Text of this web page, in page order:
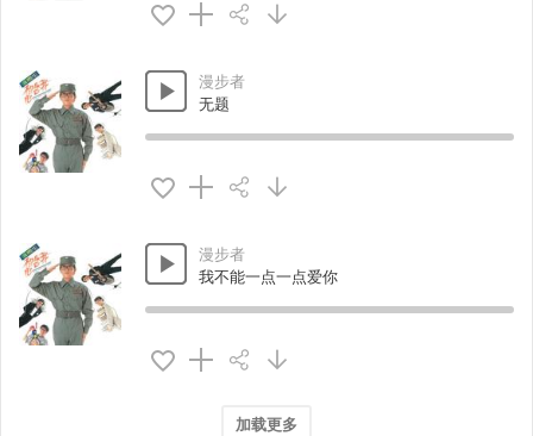
漫步者
无题
漫步者
我不能一点一点爱你
加载更多